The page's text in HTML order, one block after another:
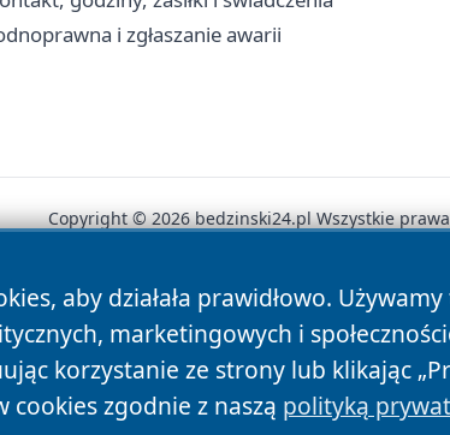
i zgłaszanie awarii
aby działała prawidłowo.
marketingowych i
korzystanie ze strony lub klikając
zgodnie z naszą polityką
Copyright © 2026 bedzinski24.pl Wszystkie
News Autorzy Polityka Prywatności